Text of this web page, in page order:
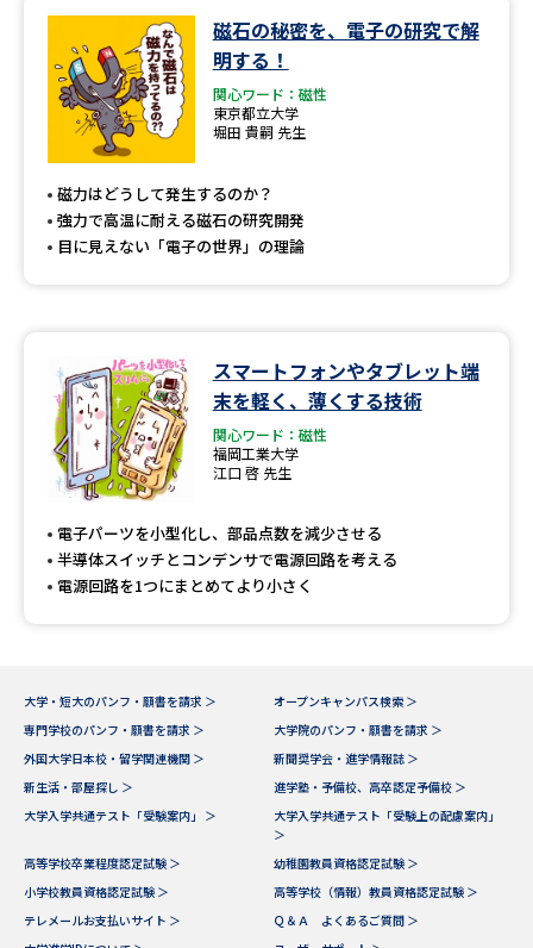
磁石の秘密を、電子の研究で解
明する！
関心ワード：磁性
東京都立大学
堀田 貴嗣 先生
磁力はどうして発生するのか？
強力で高温に耐える磁石の研究開発
目に見えない「電子の世界」の理論
スマートフォンやタブレット端
末を軽く、薄くする技術
関心ワード：磁性
福岡工業大学
江口 啓 先生
電子パーツを小型化し、部品点数を減少させる
半導体スイッチとコンデンサで電源回路を考える
電源回路を1つにまとめてより小さく
大学・短大のパンフ・願書を請求 ＞
オープンキャンパス検索 ＞
専門学校のパンフ・願書を請求 ＞
大学院のパンフ・願書を請求 ＞
外国大学日本校・留学関連機関 ＞
新聞奨学会・進学情報誌 ＞
新生活・部屋探し ＞
進学塾・予備校、高卒認定予備校 ＞
大学入学共通テスト「受験案内」 ＞
大学入学共通テスト「受験上の配慮案内」
＞
高等学校卒業程度認定試験 ＞
幼稚園教員資格認定試験 ＞
小学校教員資格認定試験 ＞
高等学校（情報）教員資格認定試験 ＞
テレメールお支払いサイト ＞
Ｑ＆Ａ よくあるご質問 ＞